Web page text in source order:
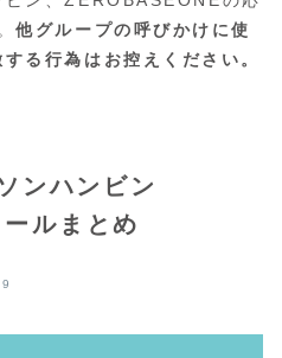
ンハンビン
ルまとめ
他グループの呼びかけに使
る行為はお控えください。